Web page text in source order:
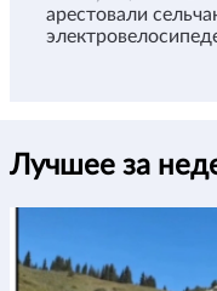
арестовали
Лучшее за